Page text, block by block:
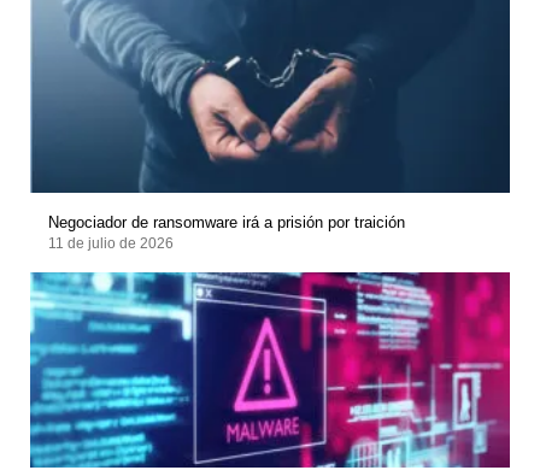
Negociador de ransomware irá a prisión por traición
11 de julio de 2026